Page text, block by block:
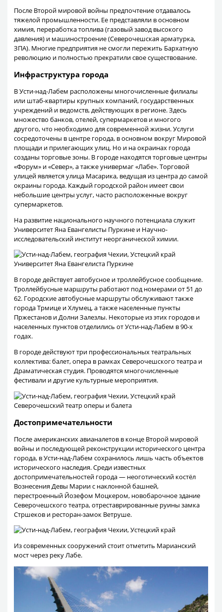
После Второй мировой войны предпочтение отдавалось
тяжелой промышленности. Ее представляли в основном
химия, переработка топлива (газовый завод высокого
давления) и машиностроение (Северочешская арматурка,
ЗПА). Многие предприятия не смогли пережить Бархатную
революцию и полностью прекратили свое существование.
Инфраструктура города
В Усти-над-Лабем расположены многочисленные филиалы
или штаб-квартиры крупных компаний, государственных
учреждений и ведомств, действующих в регионе. Здесь
множество банков, отелей, супермаркетов и многого
другого, что необходимо для современной жизни. Услуги
сосредоточены в центре города, в основном вокруг Мировой
площади и прилегающих улиц. Но и на окраинах города
созданы торговые зоны. В городе находятся торговые центры
«Форум» и «Север», а также универмаг «Лабе». Торговой
улицей является улица Масарика, ведущая из центра до самой
окраины города. Каждый городской район имеет свои
небольшие центры услуг, часто расположенные вокруг
супермаркетов.
На развитие национального научного потенциала служит
Университет Яна Евангелисты Пуркине и Научно-
исследовательский институт неорганической химии.
Университет Яна Евангелиста Пуркине
В городе действует автобусное и троллейбусное сообщение.
Троллейбусные маршруты работают под номерами от 51 до
62. Городские автобусные маршруты обслуживают также
города Трмице и Хлумец, а также населенные пункты
Пржестанов и Долни Залезлы. Некоторые из этих городов и
населенных пунктов отделились от Усти-над-Лабем в 90-х
годах.
В городе действуют три профессиональных театральных
коллектива: балет, опера в рамках Северочешского театра и
Драматическая студия. Проводятся многочисленные
фестивали и другие культурные мероприятия.
Северочешский театр оперы и балета
Достопримечательности
После американских авианалетов в конце Второй мировой
войны и последующей реконструкции исторического центра
города, в Усти-над-Лабем сохранилось лишь часть объектов
исторического наследия. Среди известных
достопримечательностей города — неоготический костёл
Вознесения Девы Марии с наклонной башней,
перестроенный Йозефом Моцкером, новобарочное здание
Северочешского театра, отреставрированные руины замка
Стршеков и ресторан-замок Ветруше.
Из современных сооружений стоит отметить Марианский
мост через реку Лабе.